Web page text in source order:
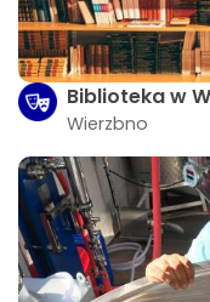
Biblioteka w
Wierzbno